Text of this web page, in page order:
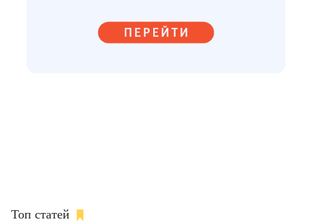
Топ статей